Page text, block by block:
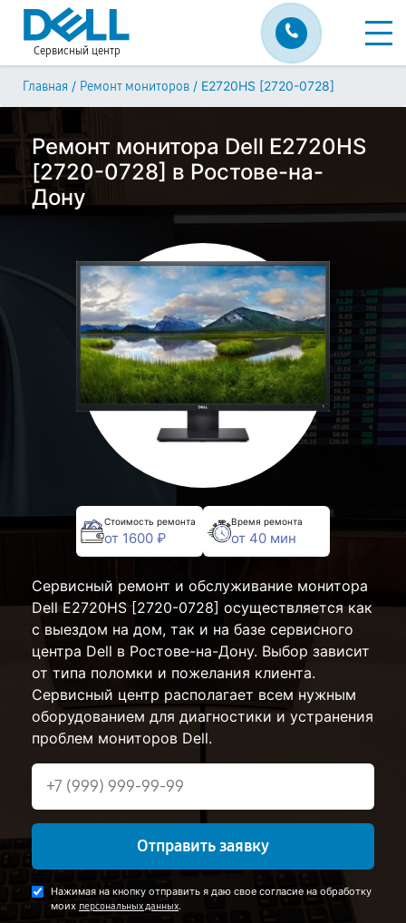
Сервисный центр
Главная / Ремонт мониторов / E2720HS [2720-0728]
Ремонт монитора Dell E2720HS
[2720-0728] в Ростове-на-
Дону
Стоимость ремонта
от 1600 ₽
Время ремонта
от 40 мин
Сервисный ремонт и обслуживание монитора
Dell E2720HS [2720-0728] осуществляется как
с выездом на дом, так и на базе сервисного
центра Dell в Ростове-на-Дону. Выбор зависит
от типа поломки и пожелания клиента.
Сервисный центр располагает всем нужным
оборудованием для диагностики и устранения
проблем мониторов Dell.
Отправить заявку
Нажимая на кнопку отправить я даю свое согласие на обработку
моих персональных данных.